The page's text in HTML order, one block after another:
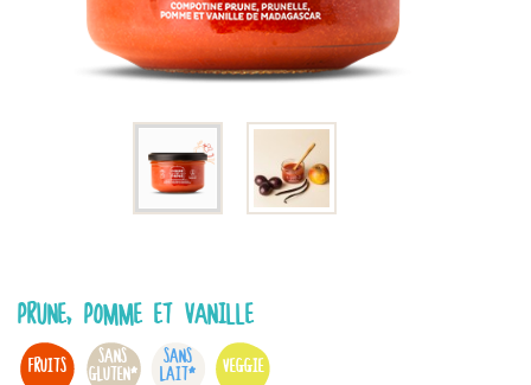
PRUNE, POMME ET VANILLE
FRUITS
SANS
GLUTEN*
SANS
LAIT*
VEGGIE